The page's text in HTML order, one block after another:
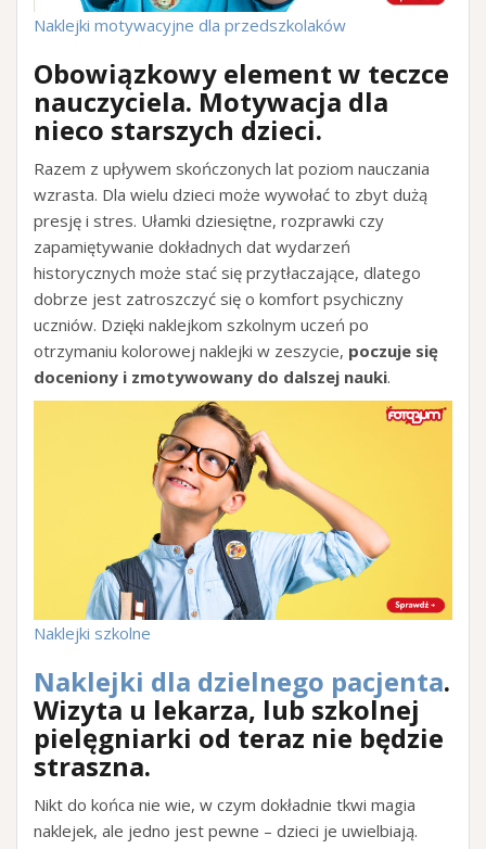
Naklejki motywacyjne dla przedszkolaków
Obowiązkowy element w teczce
nauczyciela. Motywacja dla
nieco starszych dzieci.
Razem z upływem skończonych lat poziom nauczania
wzrasta. Dla wielu dzieci może wywołać to zbyt dużą
presję i stres. Ułamki dziesiętne, rozprawki czy
zapamiętywanie dokładnych dat wydarzeń
historycznych może stać się przytłaczające, dlatego
dobrze jest zatroszczyć się o komfort psychiczny
uczniów. Dzięki naklejkom szkolnym uczeń po
otrzymaniu kolorowej naklejki w zeszycie, poczuje się
doceniony i zmotywowany do dalszej nauki.
Naklejki szkolne
Naklejki dla dzielnego pacjenta.
Wizyta u lekarza, lub szkolnej
pielęgniarki od teraz nie będzie
straszna.
Nikt do końca nie wie, w czym dokładnie tkwi magia
naklejek, ale jedno jest pewne – dzieci je uwielbiają.